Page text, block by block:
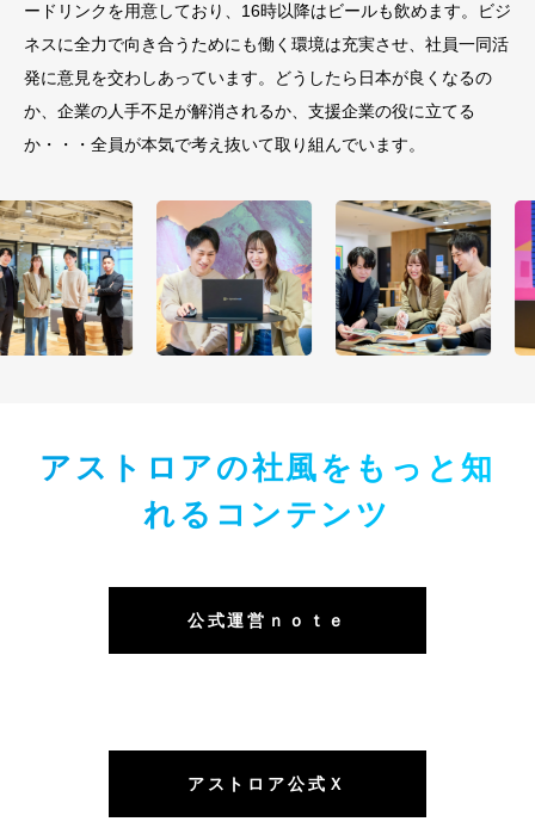
ードリンクを用意しており、16時以降はビールも飲めます。ビジ
ネスに全力で向き合うためにも働く環境は充実させ、社員一同活
発に意見を交わしあっています。どうしたら日本が良くなるの
か、企業の人手不足が解消されるか、支援企業の役に立てる
か・・・全員が本気で考え抜いて取り組んでいます。
アストロアの社風をもっと知
れるコンテンツ
公式運営ｎｏｔｅ
アストロア公式Ｘ